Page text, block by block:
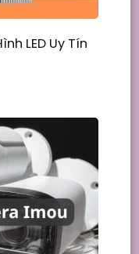
LED Uy Tín